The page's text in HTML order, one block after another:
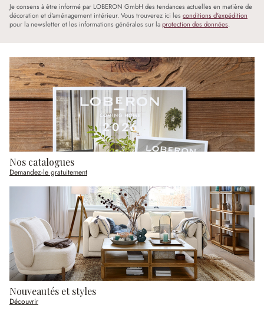
Je consens à être informé par LOBERON GmbH des tendances actuelles en matière de
décoration et d'aménagement intérieur. Vous trouverez ici les conditions d'expédition
pour la newsletter et les informations générales sur laprotection des données.
Nos catalogues
Demandez-le gratuitement
Nouveautés et styles
Découvrir